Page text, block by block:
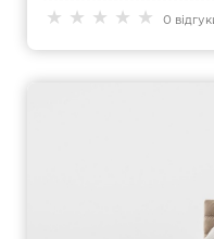
★ ★ ★ ★ ★ 0